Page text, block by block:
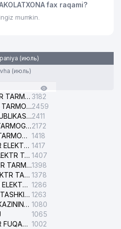
TA'LIM
MIHAYLOVICH
TADBIRKOR
997 м
fax raqami?
mumkin.
(июль)
(июль)
YASHNOBOD ELEKTR TARMOG'I NOSOZLIKLARI XIZMATI 3182
CHILONZOR ELEKTR TARMOG'I NOSOZLIK XIZMATI2459
O'ZBEKISTON RESPUBLIKASI BOSH PROKURATURASI ISHONCH TELEFONI2411
OLMAZOR ELEKTR TARMOG'I NOSOZLIKLARI XIZMATI2172
UCH-TEPA ELEKTR TARMOG'I NOSOZLIKLARI XIZMATI 1418
TOSHKENT SHAHAR ELEKTR TARMOQLARI KORXONASI AJ 1417
SHAYXONTOHUR ELEKTR TARMOG'I NOSOZLIKLARINI TUZATISH XIZMATI 1407
SAMARQAND ELEKTR TARMOQLARI AJ1398
SURXONDARYO ELEKTR TARMOQLARI AJ 1378
TOSHKENT TUMANI ELEKTR TARMOG'I AVARIYA XIZMATI 1286
TOSHKENT SHAHRI TASHKILOT TELEFONLARI HAQIDA MA'LUMOT BYUROSI 1263
DAVLAT TEST MARKAZINING ISHONCH TELEFONLARI 1080
1065
TOSHKENT SHAHAR FUQAROLIK ISHLARI BO'YICHA SUDI 1002